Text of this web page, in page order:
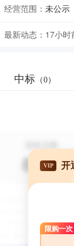
经营范围： 未公示
最新动态： 17小时
中标 （0）
VIP 开
限购一次